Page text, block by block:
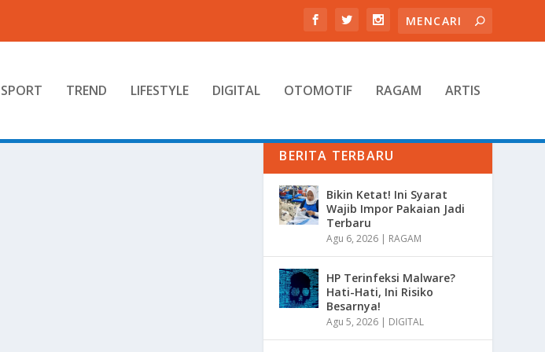
SPORT TREND LIFESTYLE DIGITAL OTOMOTIF RAGAM ARTIS
BERITA TERBARU
Bikin Ketat! Ini Syarat
Wajib Impor Pakaian Jadi
Terbaru
Agu 6, 2026 | RAGAM
HP Terinfeksi Malware?
Hati-Hati, Ini Risiko
Besarnya!
Agu 5, 2026 | DIGITAL